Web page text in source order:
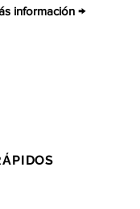
información →